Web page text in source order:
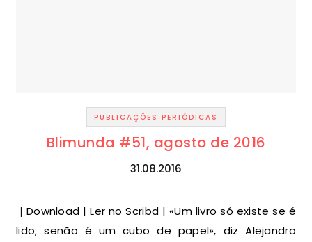
PUBLICAÇÕES PERIÓDICAS
Blimunda #51, agosto de 2016
31.08.2016
| Download | Ler no Scribd | «Um livro só existe se é
lido; senão é um cubo de papel», diz Alejandro